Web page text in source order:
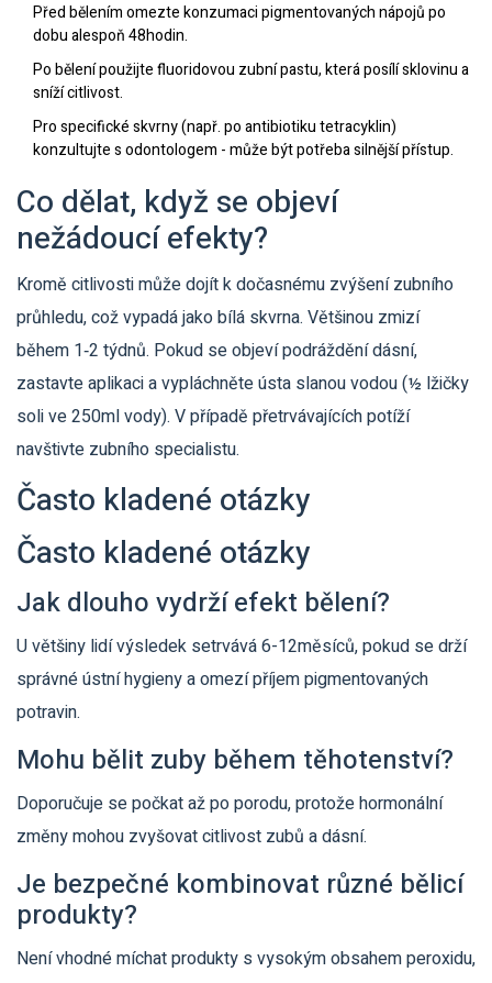
Před bělením omezte konzumaci pigmentovaných nápojů po
dobu alespoň 48hodin.
Po bělení použijte fluoridovou zubní pastu, která posílí sklovinu a
sníží citlivost.
Pro specifické skvrny (např. po antibiotiku tetracyklin)
konzultujte s odontologem - může být potřeba silnější přístup.
Co dělat, když se objeví
nežádoucí efekty?
Kromě citlivosti může dojít k dočasnému zvýšení zubního
průhledu, což vypadá jako bílá skvrna. Většinou zmizí
během 1‑2 týdnů. Pokud se objeví podráždění dásní,
zastavte aplikaci a vypláchněte ústa slanou vodou (½ lžičky
soli ve 250ml vody). V případě přetrvávajících potíží
navštivte zubního specialistu.
Často kladené otázky
Často kladené otázky
Jak dlouho vydrží efekt bělení?
U většiny lidí výsledek setrvává 6-12měsíců, pokud se drží
správné ústní hygieny a omezí příjem pigmentovaných
potravin.
Mohu bělit zuby během těhotenství?
Doporučuje se počkat až po porodu, protože hormonální
změny mohou zvyšovat citlivost zubů a dásní.
Je bezpečné kombinovat různé bělicí
produkty?
Není vhodné míchat produkty s vysokým obsahem peroxidu,